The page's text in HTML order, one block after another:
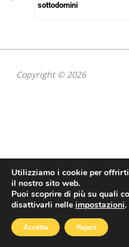
sottodomini
Copyright © 2026
Utilizziamo i cookie per
il nostro sito web.
Puoi scoprire di più su quali
disattivarli nelle impostazioni.
Accetta Reject